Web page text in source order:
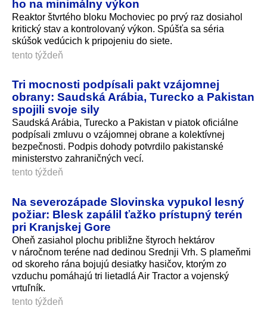
ho na minimálny výkon
Reaktor štvrtého bloku Mochoviec po prvý raz dosiahol
kritický stav a kontrolovaný výkon. Spúšťa sa séria
skúšok vedúcich k pripojeniu do siete.
tento týždeň
Tri mocnosti podpísali pakt vzájomnej
obrany: Saudská Arábia, Turecko a Pakistan
spojili svoje sily
Saudská Arábia, Turecko a Pakistan v piatok oficiálne
podpísali zmluvu o vzájomnej obrane a kolektívnej
bezpečnosti. Podpis dohody potvrdilo pakistanské
ministerstvo zahraničných vecí.
tento týždeň
Na severozápade Slovinska vypukol lesný
požiar: Blesk zapálil ťažko prístupný terén
pri Kranjskej Gore
Oheň zasiahol plochu približne štyroch hektárov
v náročnom teréne nad dedinou Srednji Vrh. S plameňmi
od skoreho rána bojujú desiatky hasičov, ktorým zo
vzduchu pomáhajú tri lietadlá Air Tractor a vojenský
vrtuľník.
tento týždeň